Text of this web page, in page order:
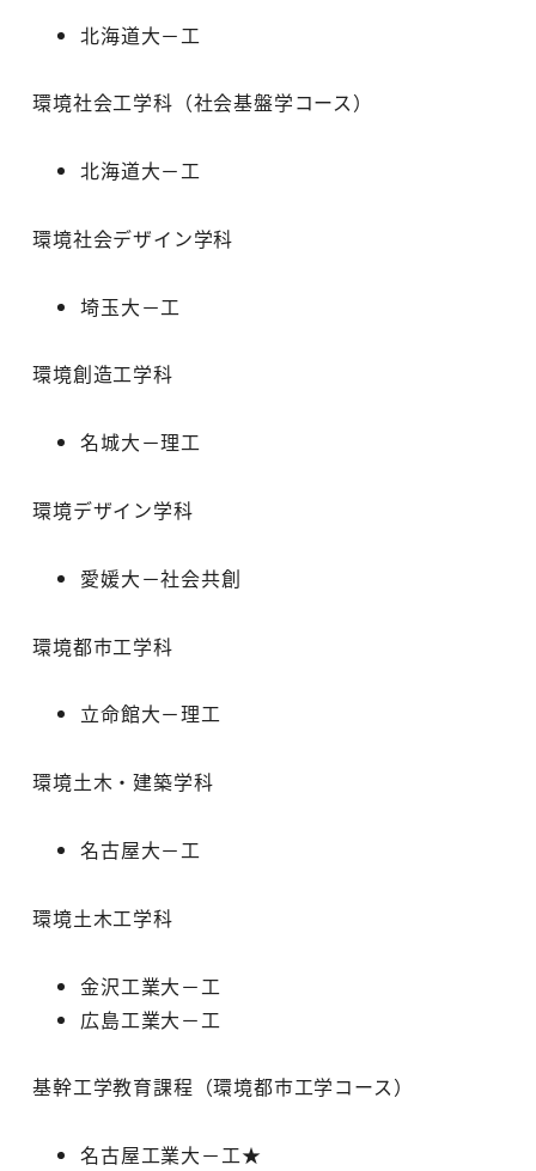
北海道大－工
環境社会工学科（社会基盤学コース）
北海道大－工
環境社会デザイン学科
埼玉大－工
環境創造工学科
名城大－理工
環境デザイン学科
愛媛大－社会共創
環境都市工学科
立命館大－理工
環境土木・建築学科
名古屋大－工
環境土木工学科
金沢工業大－工
広島工業大－工
基幹工学教育課程（環境都市工学コース）
名古屋工業大－工★